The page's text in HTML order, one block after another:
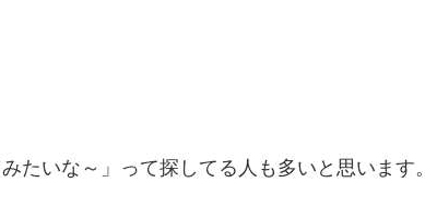
たいな～」って探してる人も多いと思います。